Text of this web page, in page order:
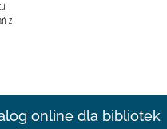
z
online dla bibliotek